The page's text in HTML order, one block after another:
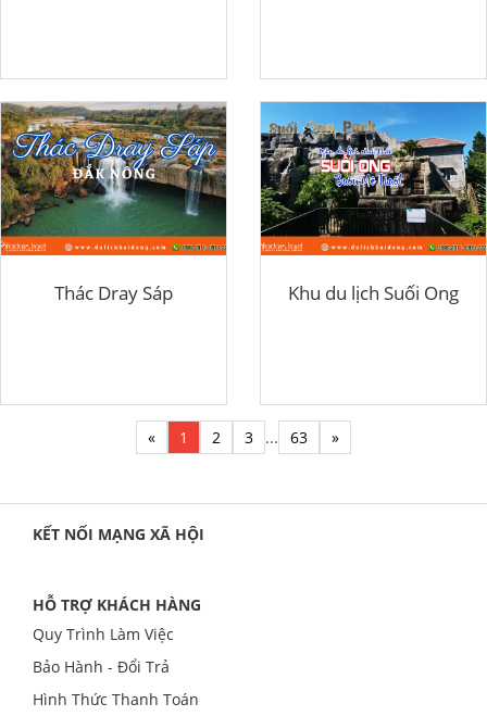
Thác Dray Sáp Khu du lịch Suối Ong
« 1 2 3 ... 63 »
KẾT NỐI MẠNG XÃ HỘI
HỖ TRỢ KHÁCH HÀNG
Quy Trình Làm Việc
Bảo Hành - Đổi Trả
Hình Thức Thanh Toán